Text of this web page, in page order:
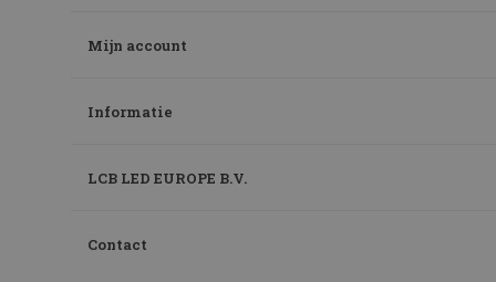
Mijn account
Informatie
LCB LED EUROPE B.V.
Contact